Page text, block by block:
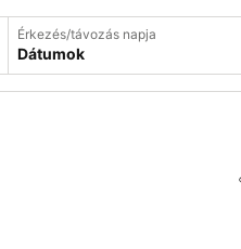
Érkezés/távozás napja
Dátumok